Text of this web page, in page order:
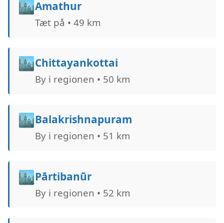
🏙️Amathur
Tæt på • 49 km
🏙️Chittayankottai
By i regionen • 50 km
🏙️Balakrishnapuram
By i regionen • 51 km
🏙️Pārtibanūr
By i regionen • 52 km